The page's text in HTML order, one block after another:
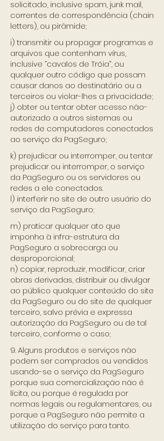
solicitado, inclusive spam, junk mail,
correntes de correspondência (chain
letters), ou pirâmide;
i) transmitir ou propagar programas e
arquivos que contenham vírus,
inclusive “cavalos de Tróia”, ou
qualquer outro código que possam
causar danos ao destinatário ou a
terceiros ou violar-lhes a privacidade;
j) obter ou tentar obter acesso não-
autorizado a outros sistemas ou
redes de computadores conectados
ao serviço da PagSeguro;
k) prejudicar ou interromper, ou tentar
prejudicar ou interromper, o serviço
da PagSeguro ou os servidores ou
redes a ele conectados.
l) interferir no site de outro usuário do
serviço da PagSeguro;
m) praticar qualquer ato que
imponha à infra-estrutura da
PagSeguro a sobrecarga ou
desproporcional;
n) copiar, reproduzir, modificar, criar
obras derivadas, distribuir ou divulgar
ao público qualquer conteúdo do site
da PagSeguro ou do site de qualquer
terceiro, salvo prévia e expressa
autorização da PagSeguro ou de tal
terceiro, conforme o caso;
9. Alguns produtos e serviços não
podem ser comprados ou vendidos
usando-se o serviço da PagSeguro
porque sua comercialização não é
lícita, ou porque é regulada por
normas legais ou regulamentares, ou
porque a PagSeguro não permite a
utilização do serviço para tanto.